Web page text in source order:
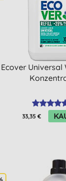
Ecover
33,35 €